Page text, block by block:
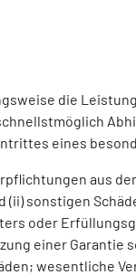
die
eines
aus
(ii) sonstigen
oder
einer
wesentliche